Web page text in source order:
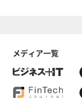
メディア一覧